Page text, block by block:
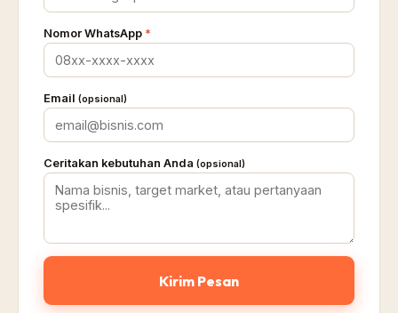
Nomor WhatsApp *
Email (opsional)
Ceritakan kebutuhan Anda (opsional)
Kirim Pesan